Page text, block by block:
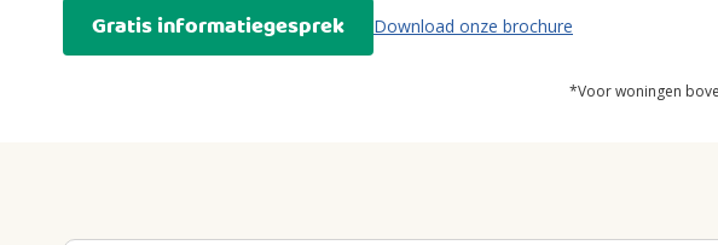
Gratis informatiegesprek Download onze brochure
*Voor woningen